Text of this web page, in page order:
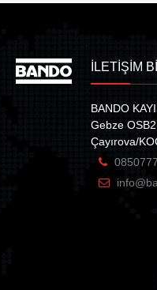
İLETİŞİM
BANDO
Gebze
Çayırova/